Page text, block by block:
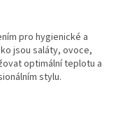
pro hygienické a
jsou saláty, ovoce,
optimální teplotu a
stylu.